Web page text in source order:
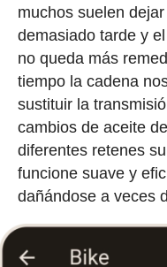
muchos suelen
demasiado tarde y
no queda más
tiempo la cadena
sustituir la
cambios de aceite
diferentes retenes
funcione suave y
dañándose a veces